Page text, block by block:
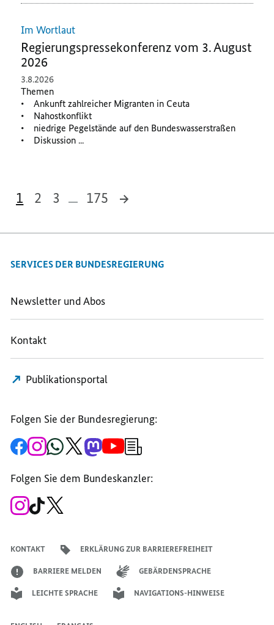
Im Wortlaut
Regierungspressekonferenz vom 3. August
2026
3.8.2026
Themen
• Ankunft zahlreicher Migranten in Ceuta
• Nahostkonflikt
• niedrige Pegelstände auf den Bundeswasserstraßen
• Diskussion ...
1 2 3 175
1.748 Ergebnisse
SERVICES DER BUNDESREGIERUNG
Newsletter und Abos
Kontakt
Publikationsportal
Folgen Sie der Bundesregierung:
Zur
Facebook-
Bundesregierung
Zum
Instagram-
Bundesregierung
Zum
WhatsApp-
Bundesregierung
Zum
X-
Regierungssprechers
Zum
Mastodon-
Bundesregierung
Zum
YouTube-
Bundesregierung
Anmeldung
Folgen Sie dem Bundeskanzler:
Zum
Instagram-
Zum
TikTok-
KONTAKT ERKLÄRUNG ZUR BARRIEREFREIHEIT
BARRIERE MELDEN GEBÄRDENSPRACHE
LEICHTE SPRACHE NAVIGATIONS-HINWEISE